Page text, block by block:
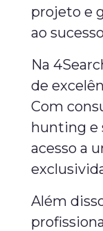
projeto e
ao
Na
de
Com
hunting e
acesso a
Além